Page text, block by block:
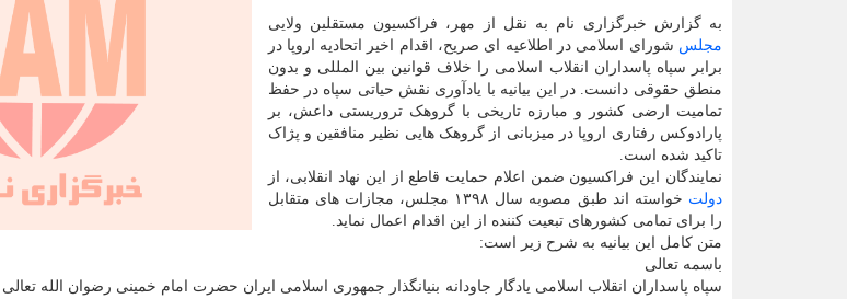
به گزارش خبرگزاری نام به نقل از مهر، فراکسیون مستقلین ولایی
مجلس شورای اسلامی در اطلاعیه ای صریح، اقدام اخیر اتحادیه اروپا در
برابر سپاه پاسداران انقلاب اسلامی را خلاف قوانین بین المللی و بدون
منطق حقوقی دانست. در این بیانیه با یادآوری نقش حیاتی سپاه در حفظ
تمامیت ارضی کشور و مبارزه تاریخی با گروهک تروریستی داعش، بر
پارادوکس رفتاری اروپا در میزبانی از گروهک هایی نظیر منافقین و پژاک
تاکید شده است.
نمایندگان این فراکسیون ضمن اعلام حمایت قاطع از این نهاد انقلابی، از
دولت
خواسته اند طبق مصوبه سال ۱۳۹۸ مجلس، مجازات های متقابل
را برای تمامی کشورهای تبعیت کننده از این اقدام اعمال نماید.
متن کامل این بیانیه به شرح زیر است:
باسمه تعالی
سپاه پاسداران انقلاب اسلامی یادگار جاودانه بنیانگذار جمهوری اسلامی ایران حضرت امام خمینی رضوان الله